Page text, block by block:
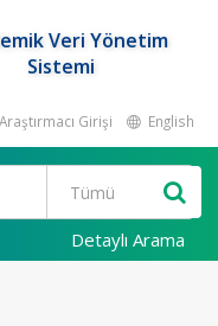
Veri Yönetim
Sistemi
Araştırmacı Girişi English
Detaylı Arama